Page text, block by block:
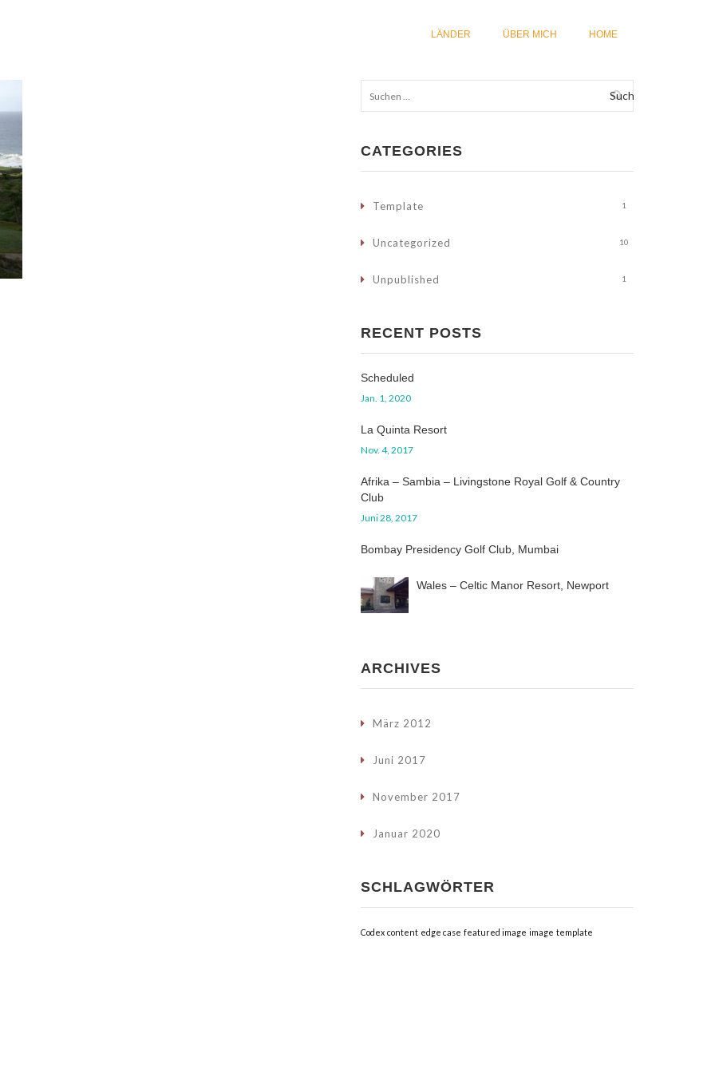
LÄNDER ÜBER MICH HOME
nach:
CATEGORIES
Template 1
Uncategorized 10
Unpublished 1
RECENT POSTS
Scheduled
Jan. 1, 2020
La Quinta Resort
Nov. 4, 2017
Afrika – Sambia – Livingstone Royal Golf & Country
Club
Juni 28, 2017
Bombay Presidency Golf Club, Mumbai
Wales – Celtic Manor Resort, Newport
ARCHIVES
März 2012
Juni 2017
November 2017
Januar 2020
SCHLAGWÖRTER
Codex content edge case featured image image template